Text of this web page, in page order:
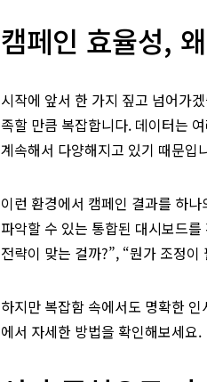
캠페인 효율성,
시작에 앞서 한 가지 짚고 넘어가
족할 만큼 복잡합니다. 데이터는
계속해서 다양해지고 있기 때문입
이런 환경에서 캠페인 결과를 하
파악할 수 있는 통합된 대시보드
전략이 맞는 걸까?”, “뭔가 조정
하지만 복잡함 속에서도 명확한
에서 자세한 방법을 확인해보세요.